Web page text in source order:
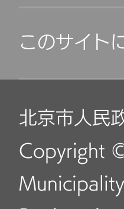
このサイト
北京市人民
Copyright